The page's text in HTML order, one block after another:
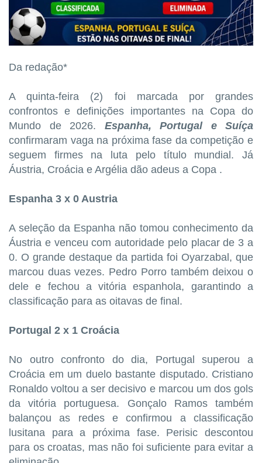
Da redação*
A quinta-feira (2) foi marcada por grandes
confrontos e definições importantes na Copa do
Mundo de 2026. Espanha, Portugal e Suíça
confirmaram vaga na próxima fase da competição e
seguem firmes na luta pelo título mundial. Já
Áustria, Croácia e Argélia dão adeus a Copa .
Espanha 3 x 0 Austria
A seleção da Espanha não tomou conhecimento da
Áustria e venceu com autoridade pelo placar de 3 a
0. O grande destaque da partida foi Oyarzabal, que
marcou duas vezes. Pedro Porro também deixou o
dele e fechou a vitória espanhola, garantindo a
classificação para as oitavas de final.
Portugal 2 x 1 Croácia
No outro confronto do dia, Portugal superou a
Croácia em um duelo bastante disputado. Cristiano
Ronaldo voltou a ser decisivo e marcou um dos gols
da vitória portuguesa. Gonçalo Ramos também
balançou as redes e confirmou a classificação
lusitana para a próxima fase. Perisic descontou
para os croatas, mas não foi suficiente para evitar a